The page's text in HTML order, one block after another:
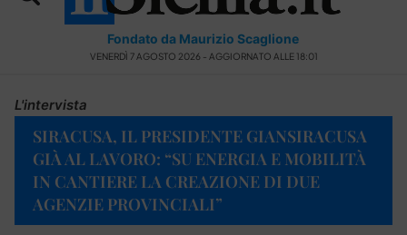
Fondato da Maurizio Scaglione
VENERDÌ 7 AGOSTO 2026 - AGGIORNATO ALLE 18:01
L'intervista
SIRACUSA, IL PRESIDENTE GIANSIRACUSA
GIÀ AL LAVORO: “SU ENERGIA E MOBILITÀ
IN CANTIERE LA CREAZIONE DI DUE
AGENZIE PROVINCIALI”